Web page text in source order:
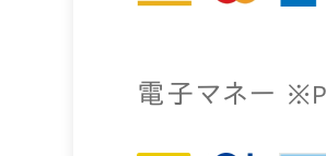
電⼦マネー